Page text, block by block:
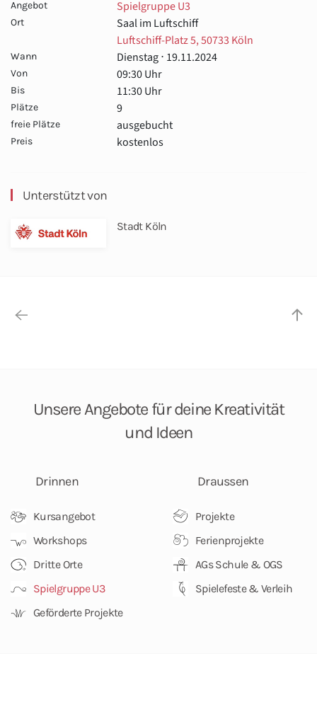
Unterstützt von
Stadt Köln
Angebot Spielgruppe U3
Ort
Saal im Luftschiff
Luftschiff-Platz 5, 50733 Köln
Wann Dienstag ⋅ 19.11.2024
Von 09:30 Uhr
Bis 11:30 Uhr
Plätze 9
freie Plätze ausgebucht
Preis kostenlos
Unsere Angebote für deine Kreativität
und Ideen
Drinnen
Kursangebot
Workshops
Dritte Orte
Spielgruppe U3
Geförderte Projekte
Draussen
Projekte
Ferienprojekte
AGs Schule & OGS
Spielefeste & Verleih